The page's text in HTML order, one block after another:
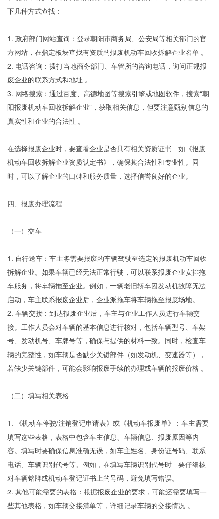
下几种方式查找：
1. 政府部门网站查询：登录朝阳市商务局、公安局等相关部门的官
方网站，在指定板块查找有资质的报废机动车回收拆解企业名单 。
2. 电话咨询：拨打当地商务部门、车管所的咨询电话，询问正规报
废企业的联系方式和地址 。
3. 网络搜索：通过百度、高德地图等搜索引擎或地图软件，搜索“朝
阳报废机动车回收拆解企业”，获取相关信息，但要注意甄别信息的
真实性和企业的合法性 。
在选择报废企业时，要查看企业是否具有相关资质证书，如《报废
机动车回收拆解企业资质认定书》，确保其合法性和专业性。同
时，可以了解企业的口碑和服务质量，选择信誉良好的企业。
四、报废办理流程
（一）交车
1. 自行送车：车主将需要报废的车辆驾驶至选定的报废机动车回收
拆解企业。如果车辆已经无法正常行驶，可以联系报废企业安排拖
车服务，将车辆拖至企业。例如，一辆老旧轿车因发动机故障无法
启动，车主联系报废企业后，企业派拖车将车辆拖至报废场地。
2. 车辆交接：到达报废企业后，车主与企业工作人员进行车辆交
接。工作人员会对车辆的基本信息进行核对，包括车辆型号、车架
号、发动机号、车牌号等，确保与提供的材料一致。同时，检查车
辆的完整性，如车辆是否缺少关键部件（如发动机、变速器等），
若缺少关键部件，可能会影响报废手续的办理或车辆的报废价格 。
（二）填写相关表格
1. 《机动车停驶/注销登记申请表》或《机动车报废单》：车主需要
填写这些表格，表格中包含车主信息、车辆信息、报废原因等内
容。填写时要确保信息准确无误，如车主姓名、身份证号码、联系
电话、车辆识别代号等。例如，在填写车辆识别代号时，要仔细核
对车辆铭牌或机动车登记证书上的号码，避免填写错误。
2. 其他可能需要的表格：根据报废企业的要求，可能还需要填写一
些其他表格，如车辆交接清单等，详细记录车辆的交接情况 。